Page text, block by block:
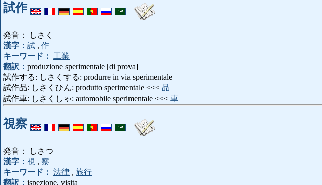
試作
発音： しさく
漢字： 試 , 作
キーワード：
工業
翻訳： produzione sperimentale [di prova]
試作する: しさくする: produrre in via sperimentale
試作品: しさくひん: produtto sperimentale <<< 品
試作車: しさくしゃ: automobile sperimentale <<< 車
視察
発音： しさつ
漢字： 視 , 察
キーワード： 法律 , 旅行
翻訳： ispezione, visita